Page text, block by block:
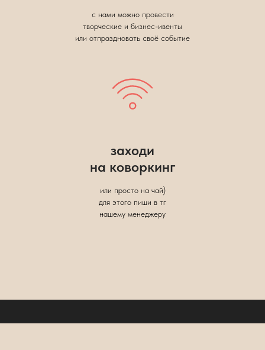
с нами можно провести
творческие и бизнес-ивенты
или отпраздновать своё событие
заходи
на коворкинг
или просто на чай)
для этого пиши в тг
нашему менеджеру